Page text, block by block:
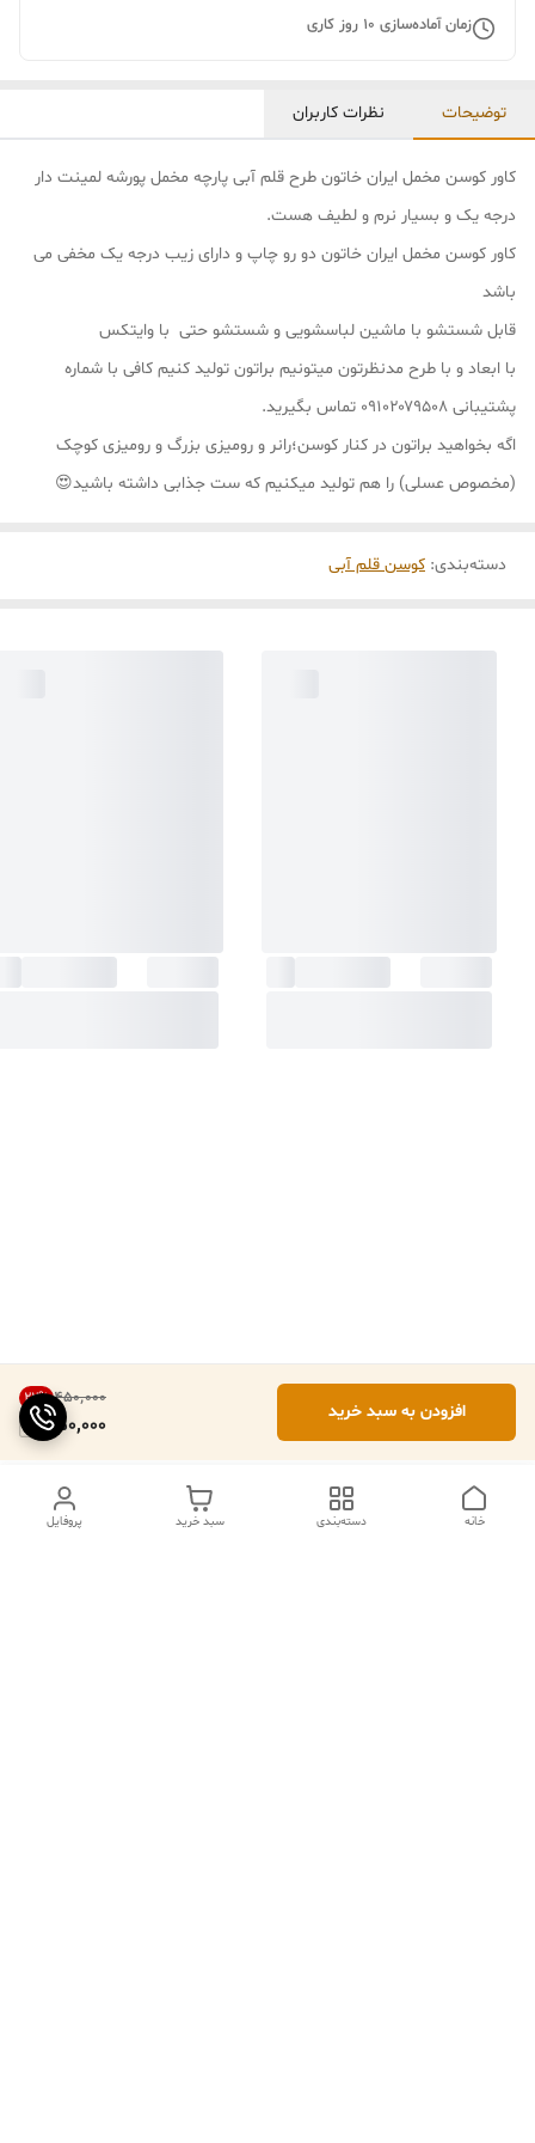
زمان آماده‌سازی 10 روز کاری
۴۵۰٬۰۰۰ 22%
350,000
افزودن به سبد خرید
توضیحات نظرات کاربران
کاور کوسن مخمل ایران خاتون طرح قلم آبی پارچه مخمل پورشه لمینت دار
درجه یک و بسیار نرم و لطیف هست.
کاور کوسن مخمل ایران خاتون دو رو چاپ و دارای زیب درجه یک مخفی می
باشد
قابل شستشو با ماشین لباسشویی و شستشو حتی با وایتکس
با ابعاد و با طرح مدنظرتون میتونیم براتون تولید کنیم کافی با شماره
پشتیبانی ۰۹۱۰۲۰۷۹۵۰۸ تماس بگیرید.
اگه بخواهید براتون در کنار کوسن؛رانر و رومیزی بزرگ و رومیزی کوچک
(مخصوص عسلی) را هم تولید میکنیم که ست جذابی داشته باشید😍
دسته‌بندی: کوسن قلم آبی
پروفایل سبد خرید دسته‌بندی خانه